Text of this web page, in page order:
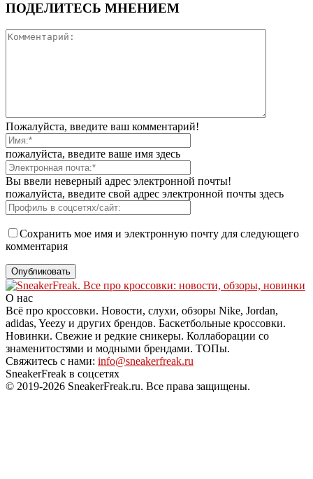
ПОДЕЛИТЕСЬ МНЕНИЕМ
Пожалуйста, введите ваш комментарий!
пожалуйста, введите ваше имя здесь
Вы ввели неверный адрес электронной почты!
пожалуйста, введите свой адрес электронной почты здесь
Сохранить мое имя и электронную почту для следующего
комментария
О нас
Всё про кроссовки. Новости, слухи, обзоры Nike, Jordan,
adidas, Yeezy и других брендов. Баскетбольные кроссовки.
Новинки. Свежие и редкие сникеры. Коллаборации со
знаменитостями и модными брендами. ТОПы.
Свяжитесь с нами: info@sneakerfreak.ru
SneakerFreak в соцсетях
© 2019-2026 SneakerFreak.ru. Все права защищены.